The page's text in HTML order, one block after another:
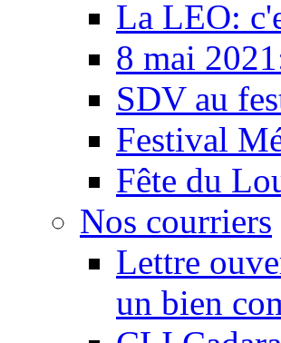
La LEO:
8 mai
SDV au
Festival
Fête du
Nos courriers
Lettre
un bien